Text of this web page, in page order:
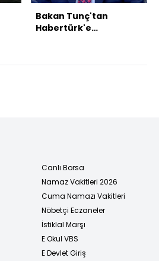
Bakan Tunç'tan
Habertürk'e
Canlı Borsa
Namaz Vakitleri 2026
Cuma Namazı Vakitleri
Nöbetçi Eczaneler
İstiklal Marşı
E Okul VBS
E Devlet Giriş